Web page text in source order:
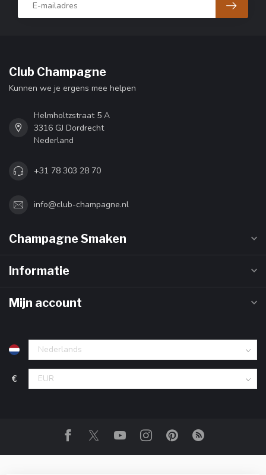
Club Champagne
Kunnen we je ergens mee helpen
Helmholtzstraat 5 A
3316 GJ Dordrecht
Nederland
+31 78 303 28 70
info@club-champagne.nl
Champagne Smaken
Informatie
Mijn account
€